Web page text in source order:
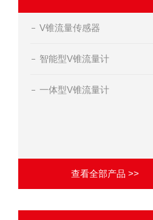
V锥流量传感器
智能型V锥流量计
一体型V锥流量计
查看全部产品 >>